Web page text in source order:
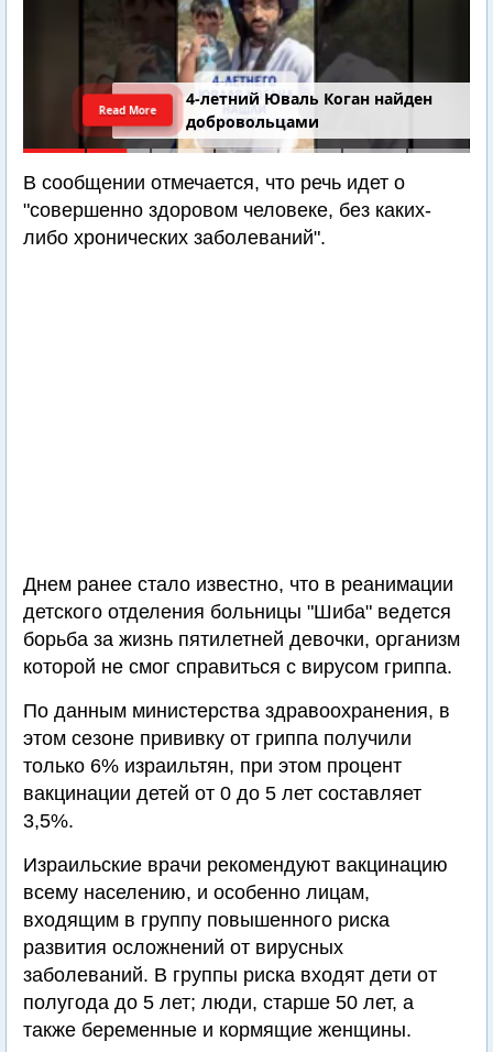
4-летний Юваль Коган найден
добровольцами
Read More
В сообщении отмечается, что речь идет о
"совершенно здоровом человеке, без каких-
либо хронических заболеваний".
Днем ранее стало известно, что в реанимации
детского отделения больницы "Шиба" ведется
борьба за жизнь пятилетней девочки, организм
которой не смог справиться с вирусом гриппа.
По данным министерства здравоохранения, в
этом сезоне прививку от гриппа получили
только 6% израильтян, при этом процент
вакцинации детей от 0 до 5 лет составляет
3,5%.
Израильские врачи рекомендуют вакцинацию
всему населению, и особенно лицам,
входящим в группу повышенного риска
развития осложнений от вирусных
заболеваний. В группы риска входят дети от
полугода до 5 лет; люди, старше 50 лет, а
также беременные и кормящие женщины.